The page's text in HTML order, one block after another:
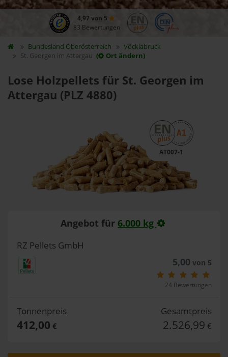
4,97 von 5
83 Bewertungen
Bundesland Oberösterreich
Vöcklabruck
St. Georgen im Attergau ( Ort ändern)
Lose Holzpellets für St. Georgen im
Attergau (PLZ 4880)
AT007-1
Angebot für 6.000 kg
RZ Pellets GmbH
5,00 von 5
24 Bewertungen
Tonnenpreis
412,00 €
Gesamtpreis
2.526,99 €